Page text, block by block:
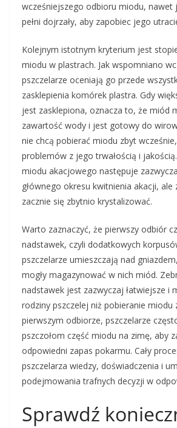
wcześniejszego odbioru miodu, nawet
pełni dojrzały, aby zapobiec jego
Kolejnym istotnym kryterium jest
miodu w plastrach. Jak wspomniano
pszczelarze oceniają go przede
zasklepienia komórek plastra. Gdy
jest zasklepiona, oznacza to, że miód
zawartość wody i jest gotowy do
nie chcą pobierać miodu zbyt
problemów z jego trwałością i
miodu akacjowego następuje
głównego okresu kwitnienia akacji, ale
zacznie się zbytnio krystalizować.
Warto zaznaczyć, że pierwszy odbiór
nadstawek, czyli dodatkowych
pszczelarze umieszczają nad
mogły magazynować w nich miód.
nadstawek jest zazwyczaj łatwiejsze i
rodziny pszczelej niż pobieranie miodu
pierwszym odbiorze, pszczelarze
pszczołom część miodu na zimę, aby
odpowiedni zapas pokarmu. Cały
pszczelarza wiedzy, doświadczenia i
podejmowania trafnych decyzji w
Sprawdź